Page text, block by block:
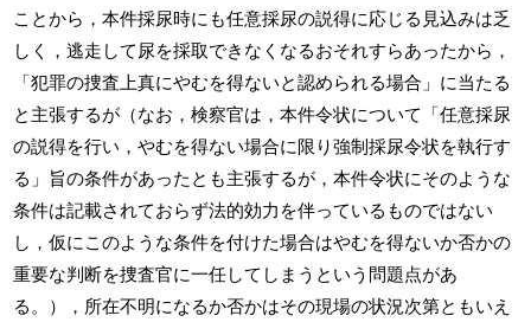
ことから，本件採尿時にも任意採尿の説得に応じる見込みは乏
しく，逃走して尿を採取できなくなるおそれすらあったから，
「犯罪の捜査上真にやむを得ないと認められる場合」に当たる
と主張するが（なお，検察官は，本件令状について「任意採尿
の説得を行い，やむを得ない場合に限り強制採尿令状を執行す
る」旨の条件があったとも主張するが，本件令状にそのような
条件は記載されておらず法的効力を伴っているものではない
し，仮にこのような条件を付けた場合はやむを得ないか否かの
重要な判断を捜査官に一任してしまうという問題点があ
る。），所在不明になるか否かはその現場の状況次第ともいえ